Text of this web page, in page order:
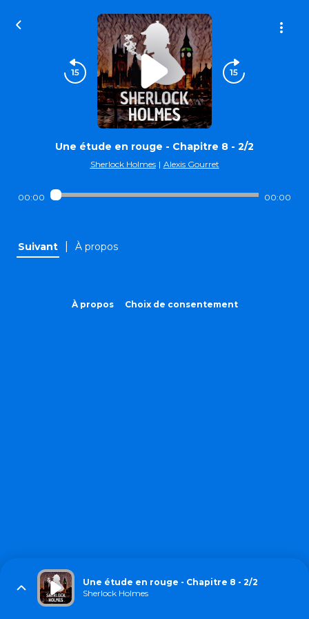
Une étude en rouge - Chapitre 8 - 2/2
Sherlock Holmes | Alexis Gourret
00:00 00:00
Suivant À propos
À propos Choix de consentement
Une étude en rouge - Chapitre 8 - 2/2
Sherlock Holmes